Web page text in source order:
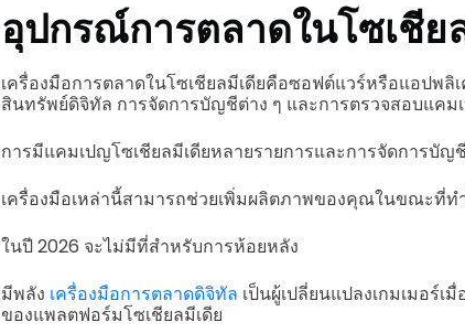
อุปกรณ์การตลาดในโซเชีย
เครื่องมือการตลาดในโซเชียลมีเดียคือซอฟต์แวร์หรือแอปพลิ
สินทรัพย์ดิจิทัล การจัดการบัญชีต่าง ๆ และการตรวจสอบแคม
การมีแคมเปญโซเชียลมีเดียหลายรายการและการจัดการบัญชี
เครื่องมือเหล่านี้สามารถช่วยเพิ่มผลิตภาพของคุณในขณะที่
ในปี 2026 จะไม่มีที่สำหรับการห้อยหลัง
มีพลัง เครื่องมือการตลาดดิจิทัล เป็นผู้เปลี่ยนแปลงเกมเมอร์เ
ของแพลตฟอร์มโซเชียลมีเดีย